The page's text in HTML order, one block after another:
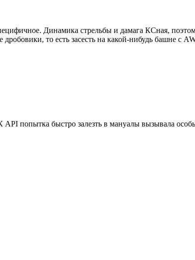
Динамика стрельбы и дамага КСная,
то есть засесть на какой-нибудь башне с
попытка быстро залезть в мануалы вызывала